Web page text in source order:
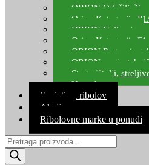
ORION Odašiljači
Orion Kategorija
ORION Vulkani
Orion Kategorija F1
ORION Party
ORION
Start pištolji,
Kontakt
Savjeti za ribolov
Akcija
Ribolovne marke u ponudi
Products
search